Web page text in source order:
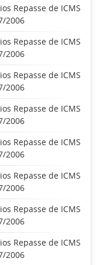
Repasse de ICMS
2006
Repasse de ICMS
2006
Repasse de ICMS
2006
Repasse de ICMS
2006
Repasse de ICMS
2006
Repasse de ICMS
2006
Repasse de ICMS
2006
Repasse de ICMS
2006